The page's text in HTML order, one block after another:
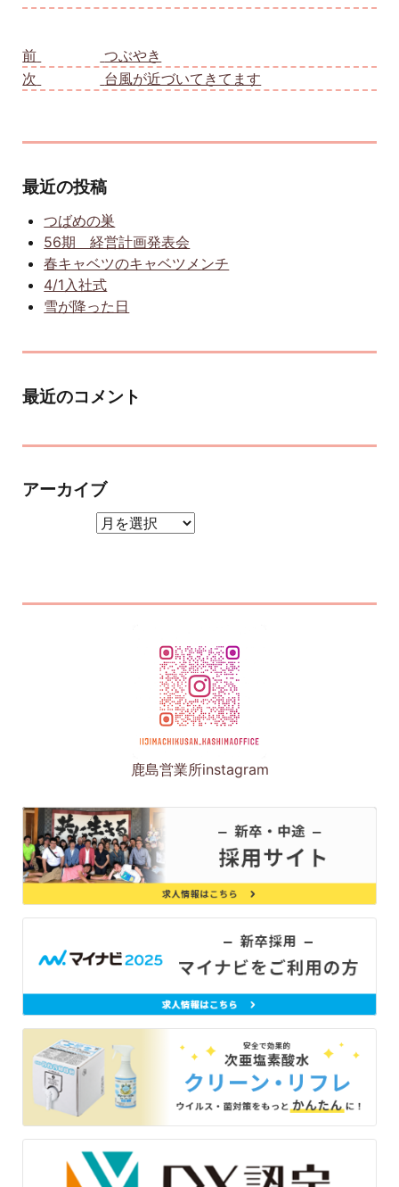
前
つぶやき
次
台風が近づいてきてます
最近の投稿
つばめの巣
56期 経営計画発表会
春キャベツのキャベツメンチ
4/1入社式
雪が降った日
最近のコメント
アーカイブ
鹿島営業所instagram